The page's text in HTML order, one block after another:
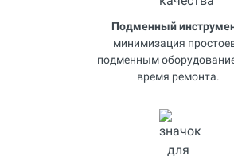
Подменный
минимизация
подменным
время ремонта.